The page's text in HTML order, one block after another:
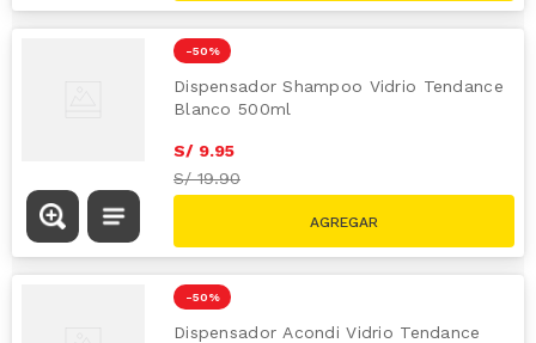
-50 %
Dispensador Shampoo Vidrio Tendance
Blanco 500ml
S/ 9.95
S/19.90
-50 %
Dispensador Acondi Vidrio Tendance